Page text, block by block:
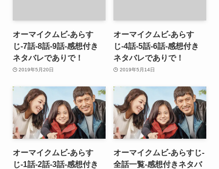
オーマイクムビ-あらす
じ-7話-8話-9話-感想付き
ネタバレでありで！
2019年5月20日
オーマイクムビ-あらす
じ-4話-5話-6話-感想付き
ネタバレでありで！
2019年5月14日
オーマイクムビ-あらす
じ-1話-2話-3話-感想付き
オーマイクムビ-あらすじ-
全話一覧-感想付きネタバ